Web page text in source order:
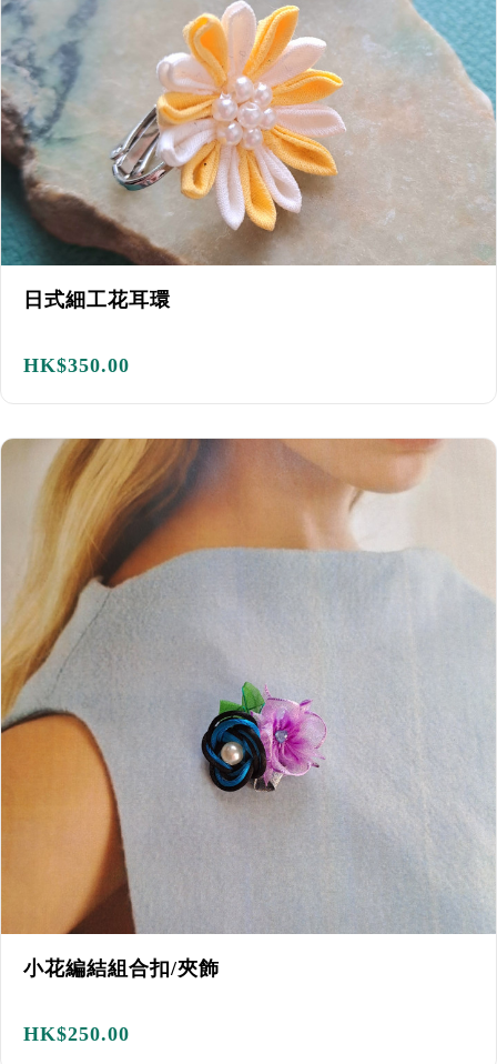
日式細工花耳環
HK$350.00
小花編結組合扣/夾飾
HK$250.00